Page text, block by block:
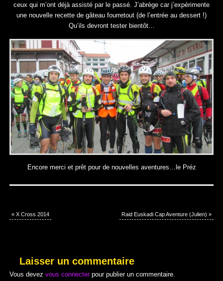
ceux qui m’ont déjà assisté par le passé. J’abrège car j’expérimente
une nouvelle recette de gâteau fourretout (de l’entrée au dessert !)
Qu’ils devront tester bientôt…
Encore merci et prêt pour de nouvelles aventures…le Préz
«X Cross 2014 Raid Euskadi Cap Aventure (Julien)»
Laisser un commentaire
Vous devez vous connecterpour publier un commentaire.